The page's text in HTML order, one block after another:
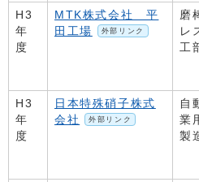
H3
年
度
MTK株式会社 平
田工場
外部リンク
磨
レ
工
H3
年
度
日本特殊硝子株式
会社
外部リンク
自
業
製